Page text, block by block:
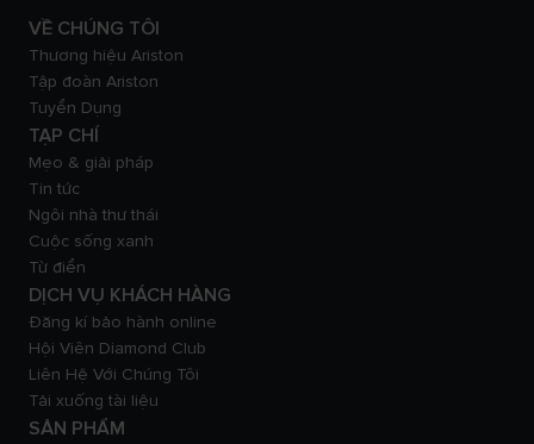
VỀ CHÚNG TÔI
Thương hiệu Ariston
Tập đoàn Ariston
Tuyển Dụng
TẠP CHÍ
Mẹo & giải pháp
Tin tức
Ngôi nhà thư thái
Cuộc sống xanh
Từ điển
DỊCH VỤ KHÁCH HÀNG
Đăng kí bảo hành online
Hội Viên Diamond Club
Liên Hệ Với Chúng Tôi
Tải xuống tài liệu
SẢN PHẨM